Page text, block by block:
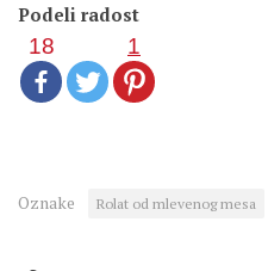
Podeli radost
18 1
Oznake Rolat od mlevenog mesa